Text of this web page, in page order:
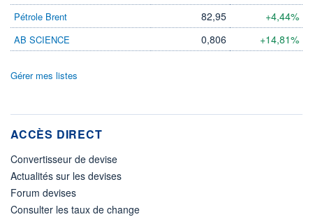
Pétrole Brent 82,95 +4,44%
AB SCIENCE 0,806 +14,81%
Gérer mes listes
ACCÈS DIRECT
Convertisseur de devise
Actualités sur les devises
Forum devises
Consulter les taux de change